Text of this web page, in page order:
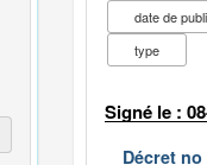
date de
type
Signé le :
Décret